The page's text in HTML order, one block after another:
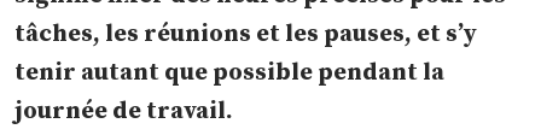
tâches, les réunions et les pauses, et s’y
tenir autant que possible pendant la
journée de travail.